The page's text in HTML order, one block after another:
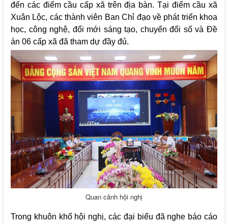
đến các điểm cầu cấp xã trên địa bàn. Tại điểm cầu xã
Xuân Lộc, các thành viên Ban Chỉ đạo về phát triển khoa
học, công nghệ, đổi mới sáng tạo, chuyển đổi số và Đề
án 06 cấp xã đã tham dự đầy đủ.
Quan cảnh hội nghị
Trong khuôn khổ hội nghị, các đại biểu đã nghe báo cáo